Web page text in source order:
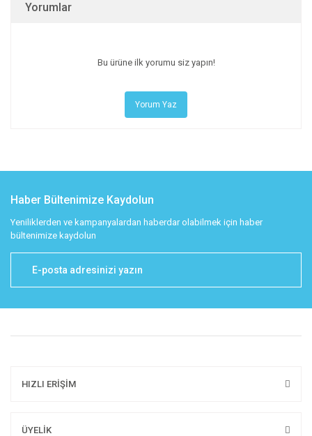
Yorumlar
Bu ürüne ilk yorumu siz yapın!
Yorum Yaz
Haber Bültenimize Kaydolun
Yeniliklerden ve kampanyalardan haberdar olabilmek için haber
bültenimize kaydolun
HIZLI ERİŞİM
ÜYELİK